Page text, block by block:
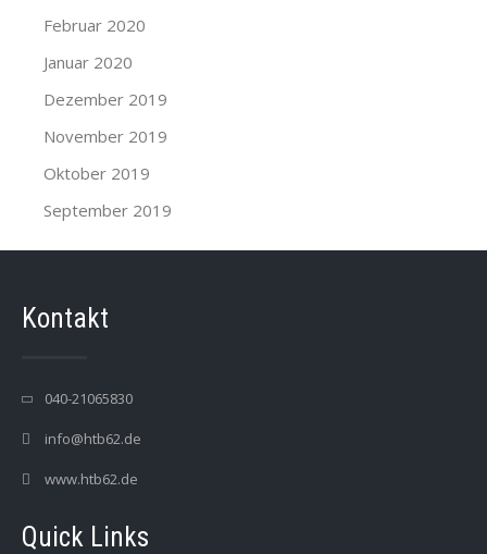
Februar 2020
Januar 2020
Dezember 2019
November 2019
Oktober 2019
September 2019
Kontakt
040-21065830
info@htb62.de
www.htb62.de
Quick Links